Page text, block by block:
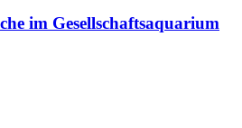
im Gesellschaftsaquarium